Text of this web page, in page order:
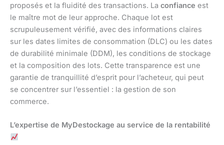
proposés et la fluidité des transactions. La confiance est
le maître mot de leur approche. Chaque lot est
scrupuleusement vérifié, avec des informations claires
sur les dates limites de consommation (DLC) ou les dates
de durabilité minimale (DDM), les conditions de stockage
et la composition des lots. Cette transparence est une
garantie de tranquillité d’esprit pour l’acheteur, qui peut
se concentrer sur l’essentiel : la gestion de son
commerce.
L’expertise de MyDestockage au service de la rentabilité